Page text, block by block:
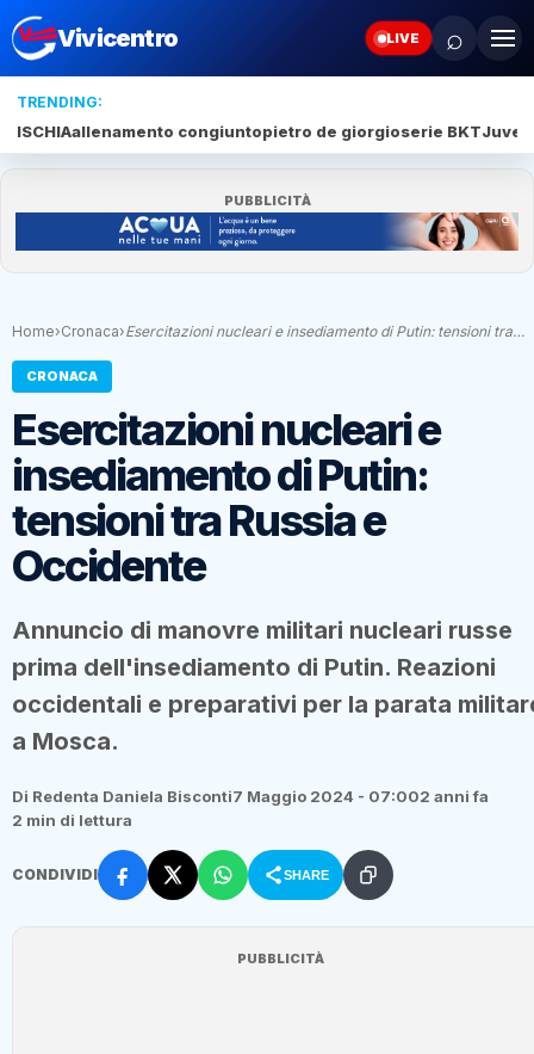
Vivicentro LIVE ⌕
TRENDING:
ISCHIAallenamento congiuntopietro de giorgioserie BKTJuve
PUBBLICITÀ
Home›Cronaca›Esercitazioni nucleari e insediamento di Putin: tensioni tra…
CRONACA
Esercitazioni nucleari e
insediamento di Putin:
tensioni tra Russia e
Occidente
Annuncio di manovre militari nucleari russe
prima dell'insediamento di Putin. Reazioni
occidentali e preparativi per la parata
a Mosca.
Di Redenta Daniela Bisconti7 Maggio 2024 - 07:002 anni fa
2 min di lettura
CONDIVIDI SHARE
PUBBLICITÀ